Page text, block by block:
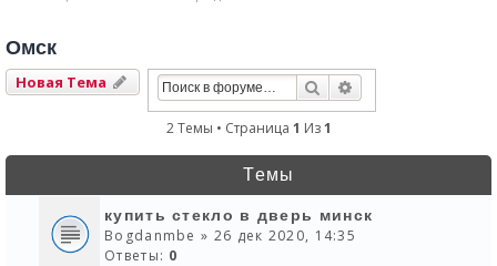
Омск
Новая Тема Поиск
2 Темы • Страница 1 Из1
Темы
купить стекло в дверь минск
Bogdanmbe » 26 дек 2020, 14:35
Ответы: 0